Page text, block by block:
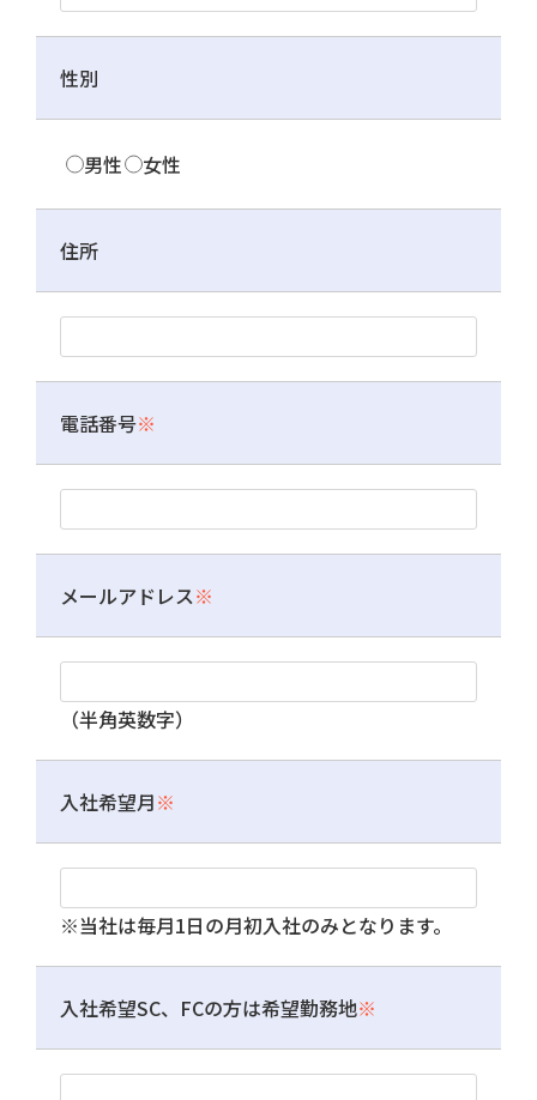
性別
男性 女性
住所
電話番号※
メールアドレス※
（半角英数字）
入社希望月※
※当社は毎月1日の月初入社のみとなります。
入社希望SC、FCの方は希望勤務地※